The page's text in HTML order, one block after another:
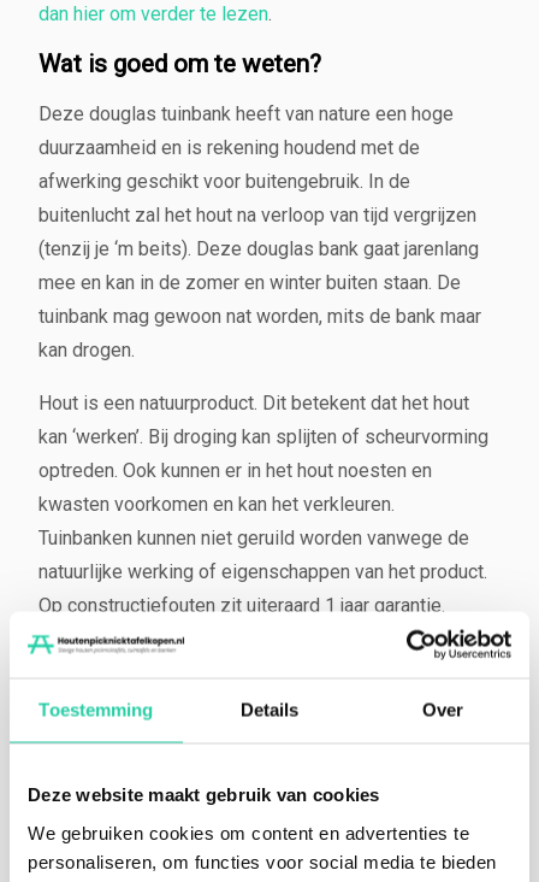
Toestemming Details Over
Deze website maakt gebruik van cookies
We gebruiken cookies om content en advertenties te
personaliseren, om functies voor social media te bieden
dan hier om verder te lezen
Wat is goed om te weten?
Deze douglas tuinbank heeft van nature een hoge
duurzaamheid en is rekening houdend met de
afwerking geschikt voor buitengebruik. In de
buitenlucht zal het hout na verloop van tijd vergrijzen
(tenzij je ‘m beits). Deze douglas bank gaat jarenlang
mee en kan in de zomer en winter buiten staan. De
tuinbank mag gewoon nat worden, mits de bank maar
kan drogen.
Hout is een natuurproduct. Dit betekent dat het hout
kan ‘werken’. Bij droging kan splijten of scheurvorming
optreden. Ook kunnen er in het hout noesten en
kwasten voorkomen en kan het verkleuren.
Tuinbanken kunnen niet geruild worden vanwege de
natuurlijke werking of eigenschappen van het product.
Op constructiefouten zit uiteraard 1 jaar garantie.
Levertijd en montage
Afhankelijk van het seizoen kan de voorraad en
levertijd variëren. Doorgaans kunnen wij binnen 3
massa productie. Elk product, wat het ook is, is
maatwerk en dus uniek. De meeste producten worden
dan ook op bestelling gemaakt of zijn beperkt op